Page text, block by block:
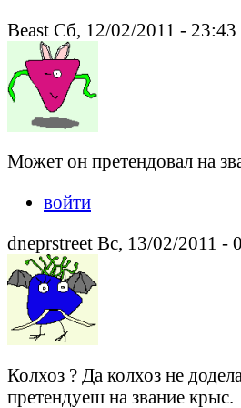
Beast Сб, 12/02/2011 - 23:43
Может он претендовал на
войти
dneprstreet Вс, 13/02/2011 -
Колхоз ? Да колхоз не
претендуеш на звание крыс.